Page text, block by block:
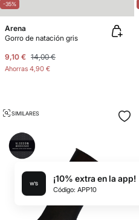
-35%
Arena
Gorro de natación gris
9,10 € 14,00 €
Ahorras 4,90 €
SIMILARES
¡10% extra en la app!
Código: APP10